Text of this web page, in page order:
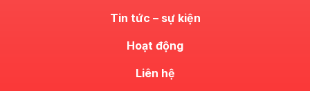
Tin tức – sự kiện
Hoạt động
Liên hệ